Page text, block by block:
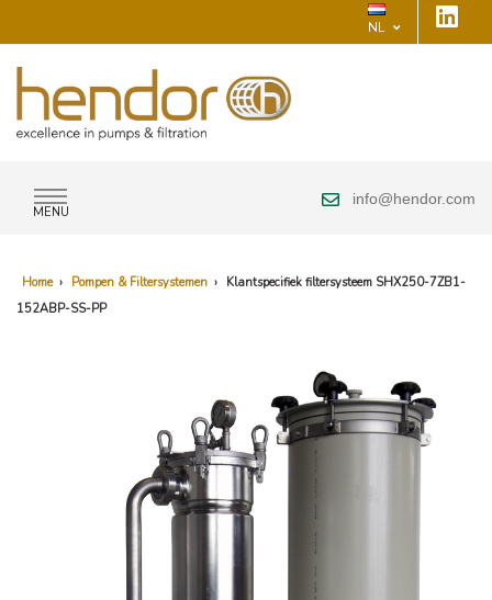
NL
MENU
info@hendor.com
Home › Pompen & Filtersystemen › Klantspecifiek filtersysteem SHX250-7ZB1-
152ABP-SS-PP